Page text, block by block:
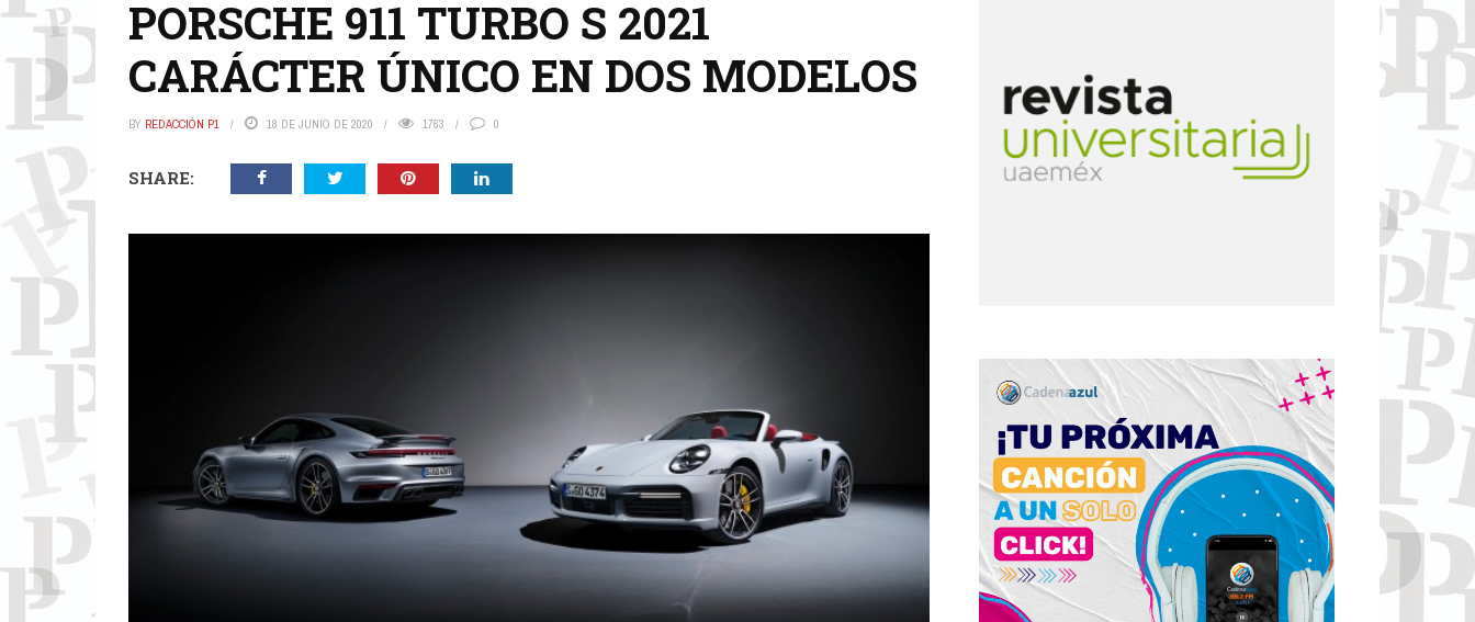
PORSCHE 911 TURBO S 2021
CARÁCTER ÚNICO EN DOS MODELOS
BY REDACCIÓN P1 18 DE JUNIO DE 2020 1763 0
SHARE: